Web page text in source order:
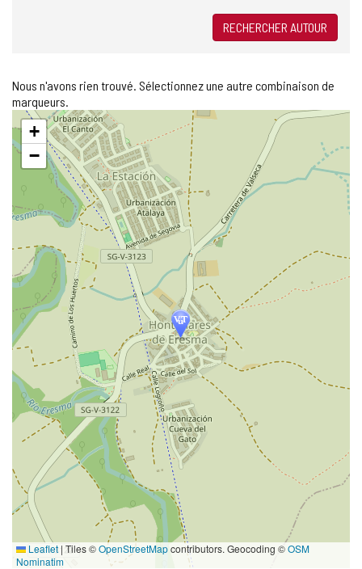
RECHERCHER AUTOUR
Nous n'avons rien trouvé. Sélectionnez une autre combinaison de
marqueurs.
Sauter
la
carte
+
−
Leaflet | Tiles ©OpenStreetMapcontributors. Geocoding ©OSM
Nominatim